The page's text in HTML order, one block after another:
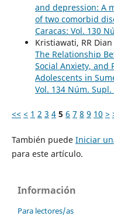
and depression: A
of two comorbid
Caracas: Vol. 130
Kristiawati, RR
The Relationship
Social Anxiety, and
Adolescents in
Vol. 134 Núm. Supl.
<< < 1 2 3 4 5 6 7 8 9 10 >
También puede Iniciar
para este artículo.
Información
Para lectores/as